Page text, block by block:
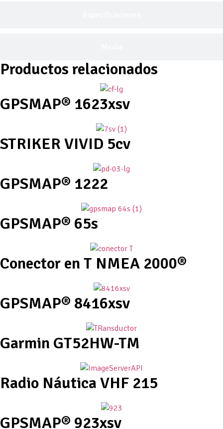
Productos relacionados
GPSMAP® 1623xsv
STRIKER VIVID 5cv
GPSMAP® 1222
GPSMAP® 65s
Conector en T NMEA 2000®
GPSMAP® 8416xsv
Garmin GT52HW-TM
Radio Náutica VHF 215
GPSMAP® 923xsv